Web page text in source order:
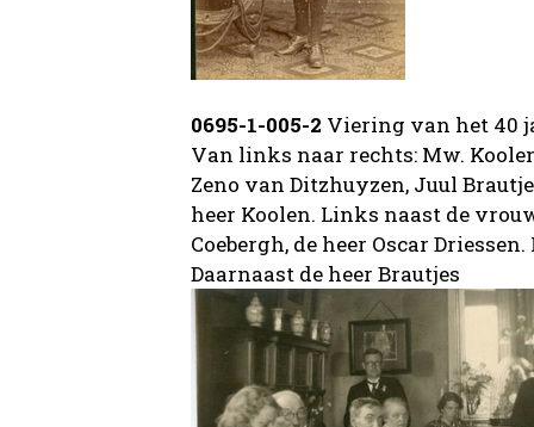
0695-1-005-2 Viering van het 40
Van links naar rechts: Mw.
Zeno van Ditzhuyzen, Juul
heer Koolen. Links naast de
Coebergh, de heer Oscar
Daarnaast de heer Brautjes